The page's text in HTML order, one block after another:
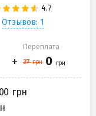
Отзывов: 1
Переплата